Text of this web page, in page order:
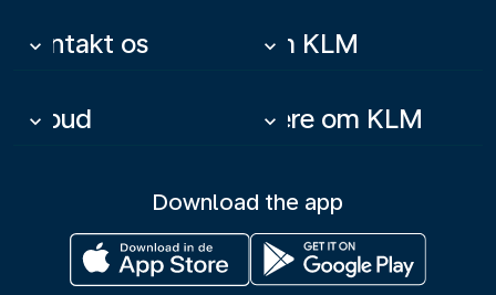
Kontakt os
keyboard_arrow_down Om KLM
keyboard_arrow_down
Tilbud
keyboard_arrow_down Mere om KLM
keyboard_arrow_down
Download the app